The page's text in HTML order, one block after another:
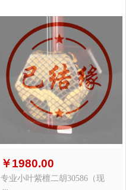
￥1980.00
专业小叶紫檀二胡30586（现